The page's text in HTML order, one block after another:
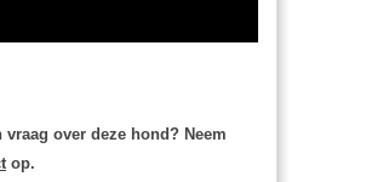
vraag over deze hond? Neem
op.